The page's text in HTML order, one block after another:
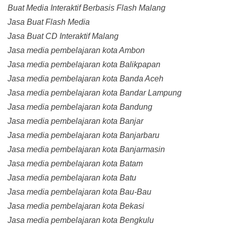
Buat Media Interaktif Berbasis Flash Malang
Jasa Buat Flash Media
Jasa Buat CD Interaktif Malang
Jasa media pembelajaran kota Ambon
Jasa media pembelajaran kota Balikpapan
Jasa media pembelajaran kota Banda Aceh
Jasa media pembelajaran kota Bandar Lampung
Jasa media pembelajaran kota Bandung
Jasa media pembelajaran kota Banjar
Jasa media pembelajaran kota Banjarbaru
Jasa media pembelajaran kota Banjarmasin
Jasa media pembelajaran kota Batam
Jasa media pembelajaran kota Batu
Jasa media pembelajaran kota Bau-Bau
Jasa media pembelajaran kota Bekasi
Jasa media pembelajaran kota Bengkulu